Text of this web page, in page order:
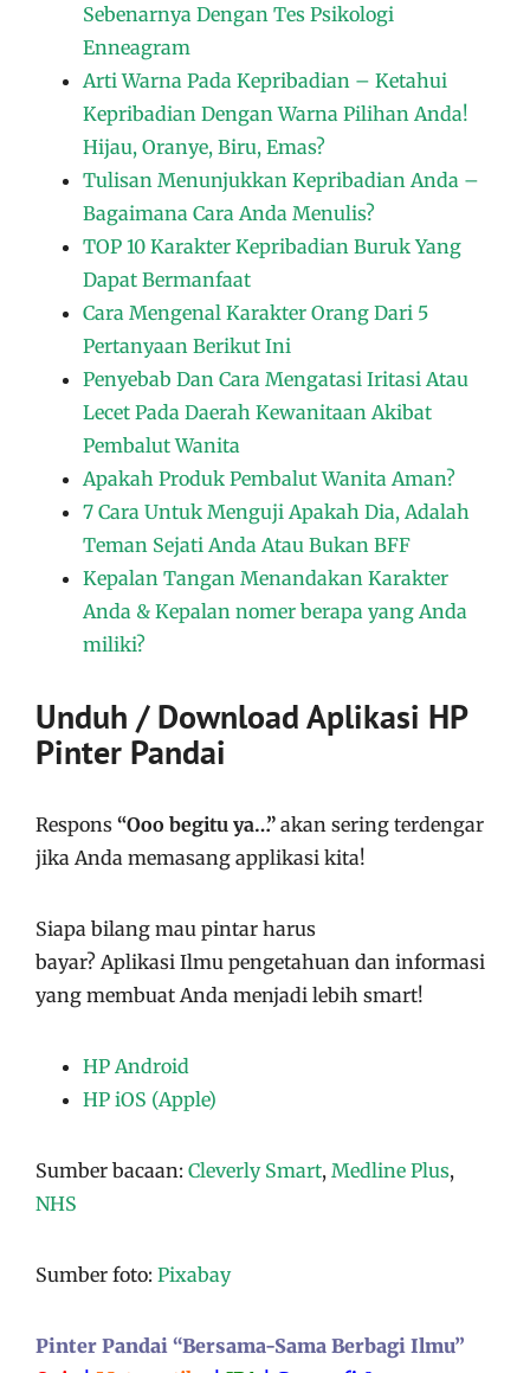
Sebenarnya Dengan Tes Psikologi
Enneagram
Arti Warna Pada Kepribadian – Ketahui
Kepribadian Dengan Warna Pilihan Anda!
Hijau, Oranye, Biru, Emas?
Tulisan Menunjukkan Kepribadian Anda –
Bagaimana Cara Anda Menulis?
TOP 10 Karakter Kepribadian Buruk Yang
Dapat Bermanfaat
Cara Mengenal Karakter Orang Dari 5
Pertanyaan Berikut Ini
Penyebab Dan Cara Mengatasi Iritasi Atau
Lecet Pada Daerah Kewanitaan Akibat
Pembalut Wanita
Apakah Produk Pembalut Wanita Aman?
7 Cara Untuk Menguji Apakah Dia, Adalah
Teman Sejati Anda Atau Bukan BFF
Kepalan Tangan Menandakan Karakter
Anda & Kepalan nomer berapa yang Anda
miliki?
Unduh / Download Aplikasi HP
Pinter Pandai
Respons “Ooo begitu ya…” akan sering terdengar
jika Anda memasang applikasi kita!
Siapa bilang mau pintar harus
bayar? Aplikasi Ilmu pengetahuan dan informasi
yang membuat Anda menjadi lebih smart!
HP Android
HP iOS (Apple)
Sumber bacaan: Cleverly Smart, Medline Plus,
NHS
Sumber foto: Pixabay
Pinter Pandai “Bersama-Sama Berbagi Ilmu”